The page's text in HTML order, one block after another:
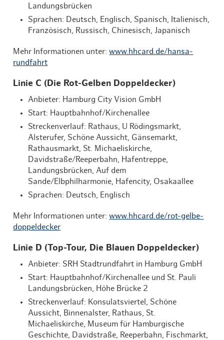
Landungsbrücken
Sprachen: Deutsch, Englisch, Spanisch, Italienisch,
Französisch, Russisch, Chinesisch, Japanisch
Mehr Informationen unter:www.hhcard.de/hansa-
rundfahrt
Linie C (Die Rot-Gelben Doppeldecker)
Anbieter: Hamburg City Vision GmbH
Start: Hauptbahnhof/Kirchenallee
Streckenverlauf: Rathaus, U Rödingsmarkt,
Alsterufer, Schöne Aussicht, Gänsemarkt,
Rathausmarkt, St. Michaeliskirche,
Davidstraße/Reeperbahn, Hafentreppe,
Landungsbrücken, Auf dem
Sande/Elbphilharmonie, Hafencity, Osakaallee
Sprachen: Deutsch, Englisch
Mehr Informationen unter:www.hhcard.de/rot-gelbe-
doppeldecker
Linie D (Top-Tour, Die Blauen Doppeldecker)
Anbieter: SRH Stadtrundfahrt in Hamburg GmbH
Start: Hauptbahnhof/Kirchenallee und St. Pauli
Landungsbrücken, Höhe Brücke 2
Streckenverlauf: Konsulatsviertel, Schöne
Aussicht, Binnenalster, Rathaus, St.
Michaeliskirche, Museum für Hamburgische
Geschichte, Davidstraße, Reeperbahn, Fischmarkt,